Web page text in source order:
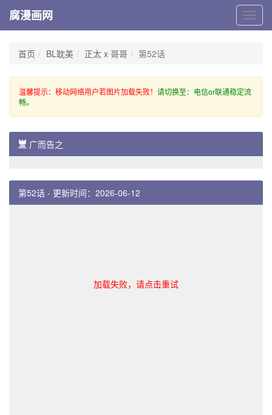
腐
漫
腐漫画网
首页 BL耽美 正太 x 哥哥 第52话
温馨提示：移动网络用户若图片加载失败！ 请切换至：电信or联通稳定流
畅。
广而告之
第52话 - 更新时间：2026-06-12
加载失败，请点击重试